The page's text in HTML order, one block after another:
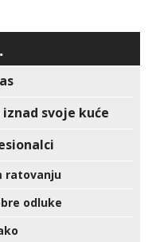
svoje kuće
ratovanju
odluke